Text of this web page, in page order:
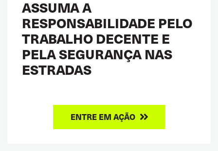
ASSUMA A
RESPONSABILIDADE PELO
TRABALHO DECENTE E
PELA SEGURANÇA NAS
ESTRADAS
ENTRE EM AÇÃO